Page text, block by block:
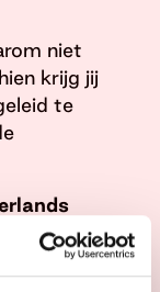
niet
krijg jij
te